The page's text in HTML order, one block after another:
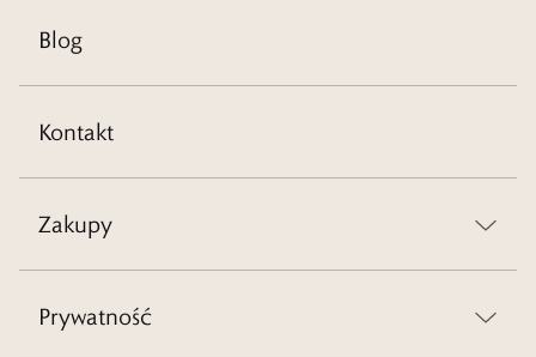
Blog
Kontakt
Zakupy
Prywatność